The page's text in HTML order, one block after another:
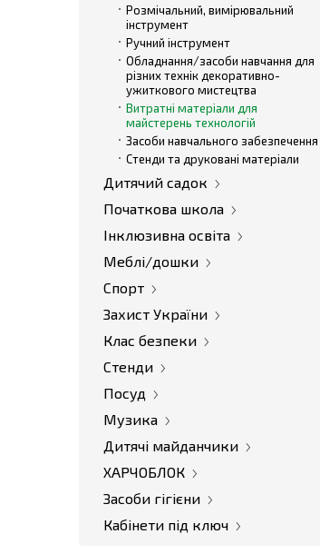
Розмічальний, вимірювальний
інструмент
Ручний інструмент
Обладнання/засоби навчання для
різних технік декоративно-
ужиткового мистецтва
Витратні матеріали для
майстерень технологій
Засоби навчального забезпечення
Стенди та друковані матеріали
Дитячий садок
Початкова школа
Інклюзивна освіта
Меблі/дошки
Спорт
Захист України
Клас безпеки
Стенди
Посуд
Музика
Дитячі майданчики
ХАРЧОБЛОК
Засоби гігієни
Кабінети під ключ